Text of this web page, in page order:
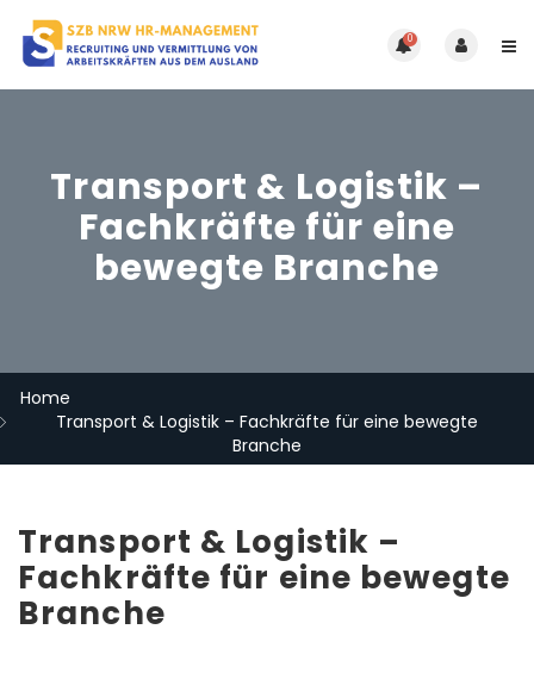
0
Transport & Logistik –
Fachkräfte für eine
bewegte Branche
Home
Transport & Logistik – Fachkräfte für eine bewegte
Branche
Transport & Logistik –
Fachkräfte für eine bewegte
Branche